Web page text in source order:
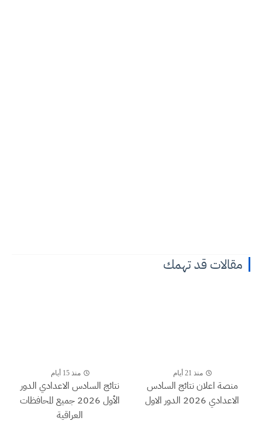
مقالات قد تهمك
منذ 21 أيام
منصة اعلان نتائج السادس
الاعدادي 2026 الدور الاول
منذ 15 أيام
نتائج السادس الاعدادي الدور
الأول 2026 جميع المحافظات
العراقية